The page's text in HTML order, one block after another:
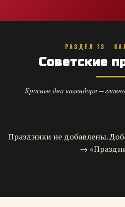
РАЗДЕЛ 13 ·
Советские
Красные дни календаря —
Праздники не добавлены.
→